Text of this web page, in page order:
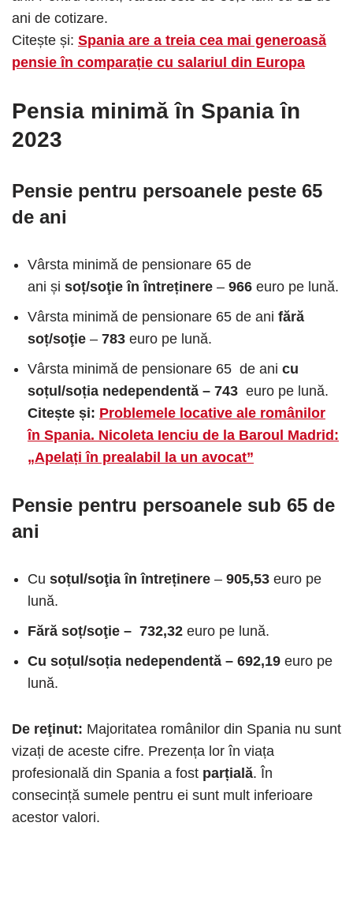
ani de cotizare.
Citește și: Spania are a treia cea mai generoasă
pensie în comparație cu salariul din Europa
Pensia minimă în Spania în
2023
Pensie pentru persoanele peste 65
de ani
Vârsta minimă de pensionare 65 de
ani și soț/soţie în întreținere – 966 euro pe lună.
Vârsta minimă de pensionare 65 de ani fără
soț/soţie – 783 euro pe lună.
Vârsta minimă de pensionare 65 de ani cu
soțul/soția nedependentă – 743 euro pe lună.
Citește și: Problemele locative ale românilor
în Spania. Nicoleta Ienciu de la Baroul Madrid:
„Apelați în prealabil la un avocat”
Pensie pentru persoanele sub 65 de
ani
Cu soțul/soţia în întreținere – 905,53 euro pe
lună.
Fără soț/soţie – 732,32 euro pe lună.
Cu soțul/soția nedependentă – 692,19 euro pe
lună.
De reţinut: Majoritatea românilor din Spania nu sunt
vizați de aceste cifre. Prezența lor în viața
profesională din Spania a fost parțială. În
consecință sumele pentru ei sunt mult inferioare
acestor valori.